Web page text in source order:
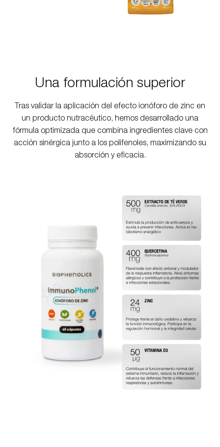
Una formulación superior
Tras validar la aplicación del efecto ionóforo de zinc en
un producto nutracéutico, hemos desarrollado una
fórmula optimizada que combina ingredientes clave con
acción sinérgica junto a los polifenoles, maximizando su
absorción y eficacia.